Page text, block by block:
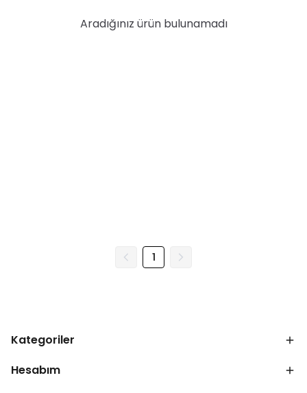
Aradığınız ürün bulunamadı
1
Kategoriler
Hesabım